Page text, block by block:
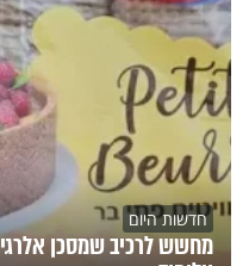
חדשות היום
מחשש לרכיב שמסכן